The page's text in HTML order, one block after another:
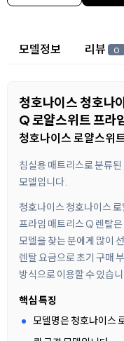
상세 정보
모델정보 리뷰 0
청호나이스 청호나
Q 로얄스위트 프라
청호나이스 로얄스위
침실용 매트리스로 분류
모델입니다.
청호나이스 청호나이스
프라임 매트리스 Q 렌탈
모델을 찾는 분에게 많이
렌탈 요금으로 초기 구매
방식으로 이용할 수 있습니
핵심 특징
모델명은 청호나이스